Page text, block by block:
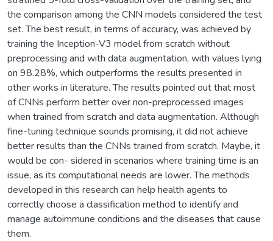
the comparison among the CNN models considered the test
set. The best result, in terms of accuracy, was achieved by
training the Inception-V3 model from scratch without
preprocessing and with data augmentation, with values lying
on 98.28%, which outperforms the results presented in
other works in literature. The results pointed out that most
of CNNs perform better over non-preprocessed images
when trained from scratch and data augmentation. Although
fine-tuning technique sounds promising, it did not achieve
better results than the CNNs trained from scratch. Maybe, it
would be con- sidered in scenarios where training time is an
issue, as its computational needs are lower. The methods
developed in this research can help health agents to
correctly choose a classification method to identify and
manage autoimmune conditions and the diseases that cause
them.